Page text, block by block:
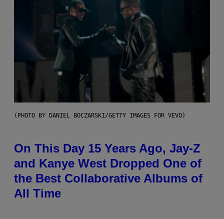
(PHOTO BY DANIEL BOCZARSKI/GETTY IMAGES FOR VEVO)
On This Day 15 Years Ago, Jay-Z
and Kanye West Dropped One of
the Best Collaborative Albums of
All Time